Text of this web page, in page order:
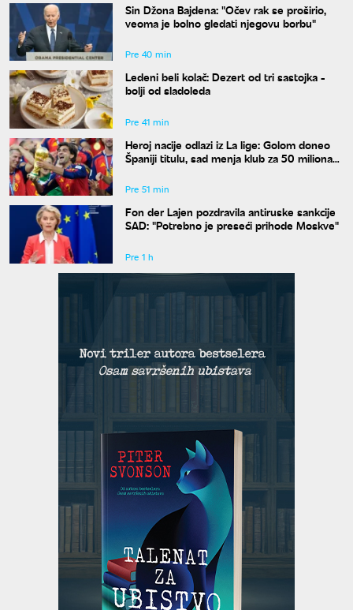
Sin Džona Bajdena: "Očev rak se proširio,
veoma je bolno gledati njegovu borbu"
Pre 40 min
Ledeni beli kolač: Dezert od tri sastojka -
bolji od sladoleda
Pre 41 min
Heroj nacije odlazi iz La lige: Golom doneo
Španiji titulu, sad menja klub za 50 miliona
Pre 51 min
Fon der Lajen pozdravila antiruske sankcije
SAD: "Potrebno je preseći prihode Moskve"
Pre 1 h